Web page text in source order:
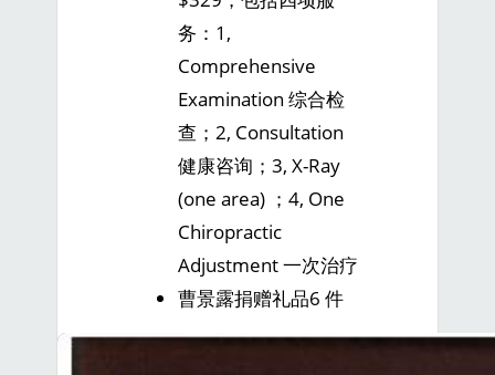
务：1,
Comprehensive
Examination 综合检
查；2, Consultation
健康咨询；3, X-Ray
(one area) ；4, One
Chiropractic
Adjustment 一次治疗
曹景露捐赠礼品6 件